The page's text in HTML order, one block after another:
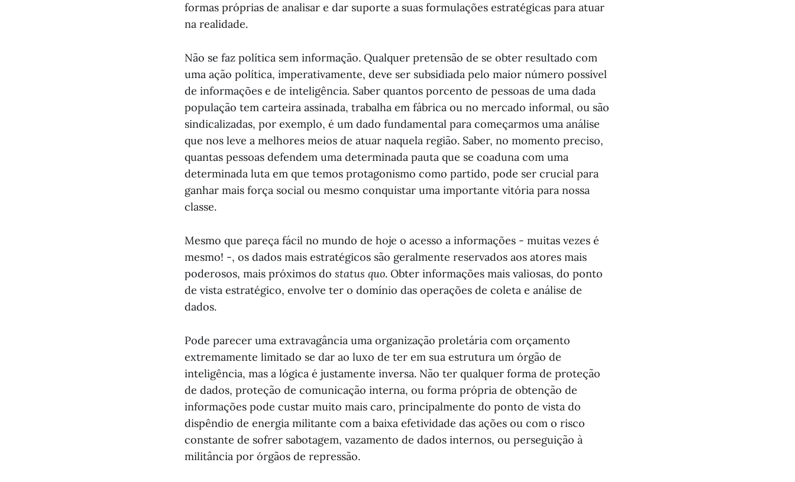
formas próprias de analisar e dar suporte a suas formulações estratégicas para atuar
na realidade.
Não se faz política sem informação. Qualquer pretensão de se obter resultado com
uma ação política, imperativamente, deve ser subsidiada pelo maior número possível
de informações e de inteligência. Saber quantos porcento de pessoas de uma dada
população tem carteira assinada, trabalha em fábrica ou no mercado informal, ou são
sindicalizadas, por exemplo, é um dado fundamental para começarmos uma análise
que nos leve a melhores meios de atuar naquela região. Saber, no momento preciso,
quantas pessoas defendem uma determinada pauta que se coaduna com uma
determinada luta em que temos protagonismo como partido, pode ser crucial para
ganhar mais força social ou mesmo conquistar uma importante vitória para nossa
classe.
Mesmo que pareça fácil no mundo de hoje o acesso a informações - muitas vezes é
mesmo! -, os dados mais estratégicos são geralmente reservados aos atores mais
poderosos, mais próximos do status quo. Obter informações mais valiosas, do ponto
de vista estratégico, envolve ter o domínio das operações de coleta e análise de
dados.
Pode parecer uma extravagância uma organização proletária com orçamento
extremamente limitado se dar ao luxo de ter em sua estrutura um órgão de
inteligência, mas a lógica é justamente inversa. Não ter qualquer forma de proteção
de dados, proteção de comunicação interna, ou forma própria de obtenção de
informações pode custar muito mais caro, principalmente do ponto de vista do
dispêndio de energia militante com a baixa efetividade das ações ou com o risco
constante de sofrer sabotagem, vazamento de dados internos, ou perseguição à
militância por órgãos de repressão.